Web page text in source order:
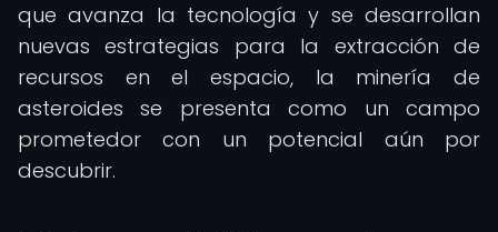
que avanza la tecnología y se desarrollan
nuevas estrategias para la extracción de
recursos en el espacio, la minería de
asteroides se presenta como un campo
prometedor con un potencial aún por
descubrir.